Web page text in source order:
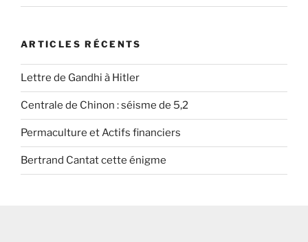
ARTICLES RÉCENTS
Lettre de Gandhi à Hitler
Centrale de Chinon : séisme de 5,2
Permaculture et Actifs financiers
Bertrand Cantat cette énigme